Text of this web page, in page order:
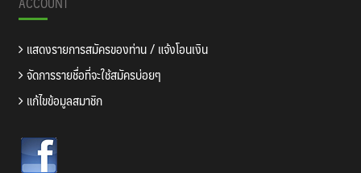
แสดงรายการสมัครของท่าน / แจ้งโอนเงิน
จัดการรายชื่อที่จะใช้สมัครบ่อยๆ
แก้ไขข้อมูลสมาชิก